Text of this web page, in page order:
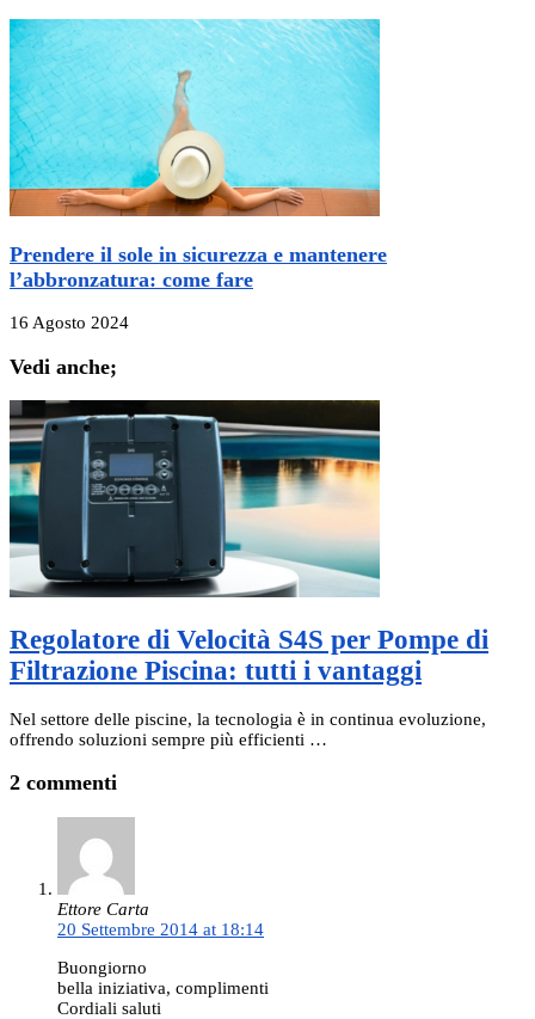
Prendere il sole in sicurezza e mantenere
l’abbronzatura: come fare
16 Agosto 2024
Vedi anche;
Regolatore di Velocità S4S per Pompe di
Filtrazione Piscina: tutti i vantaggi
Nel settore delle piscine, la tecnologia è in continua evoluzione,
offrendo soluzioni sempre più efficienti …
2 commenti
Ettore Carta
20 Settembre 2014 at 18:14
Buongiorno
bella iniziativa, complimenti
Cordiali saluti